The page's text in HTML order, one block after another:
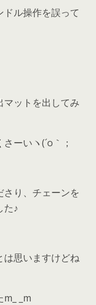
ル操作を誤って
ットを出してみ
さーいヽ(´o ｀；
り、チェーンを
た♪
は思いますけどね
_m